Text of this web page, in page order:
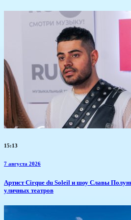
15:13
7 августа 2026
Артист Cirque du Soleil и шоу Славы
уличных театров